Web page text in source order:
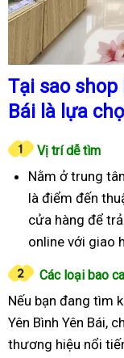
Tại sao shop
Bái là lựa
Vị trí dễ tìm
Nằm ở trung
là điểm đến
cửa hàng để
online với giao
Các loại bao
Nếu bạn đang tìm
Yên Bình Yên Bái,
thương hiệu nổi